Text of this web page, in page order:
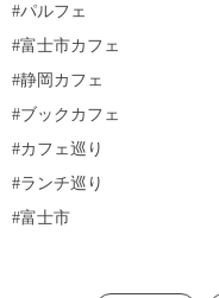
#パルフェ
#富士市カフェ
#静岡カフェ
#ブックカフェ
#カフェ巡り
#ランチ巡り
#富士市